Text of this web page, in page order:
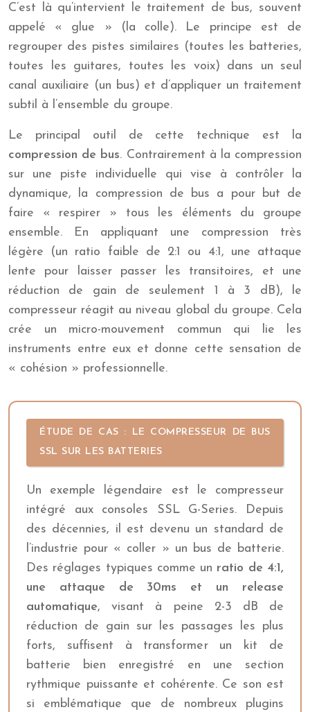
C’est là qu’intervient le traitement de bus, souvent
appelé « glue » (la colle). Le principe est de
regrouper des pistes similaires (toutes les batteries,
toutes les guitares, toutes les voix) dans un seul
canal auxiliaire (un bus) et d’appliquer un traitement
subtil à l’ensemble du groupe.
Le principal outil de cette technique est la
compression de bus. Contrairement à la compression
sur une piste individuelle qui vise à contrôler la
dynamique, la compression de bus a pour but de
faire « respirer » tous les éléments du groupe
ensemble. En appliquant une compression très
légère (un ratio faible de 2:1 ou 4:1, une attaque
lente pour laisser passer les transitoires, et une
réduction de gain de seulement 1 à 3 dB), le
compresseur réagit au niveau global du groupe. Cela
crée un micro-mouvement commun qui lie les
instruments entre eux et donne cette sensation de
« cohésion » professionnelle.
ÉTUDE DE CAS : LE COMPRESSEUR DE BUS
SSL SUR LES BATTERIES
Un exemple légendaire est le compresseur
intégré aux consoles SSL G-Series. Depuis
des décennies, il est devenu un standard de
l’industrie pour « coller » un bus de batterie.
Des réglages typiques comme un ratio de 4:1,
une attaque de 30ms et un release
automatique, visant à peine 2-3 dB de
réduction de gain sur les passages les plus
forts, suffisent à transformer un kit de
batterie bien enregistré en une section
rythmique puissante et cohérente. Ce son est
si emblématique que de nombreux plugins